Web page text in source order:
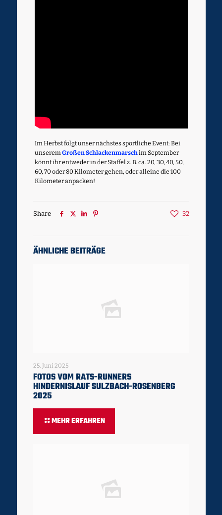
Im Herbst folgt unser nächstes sportliche Event: Bei
unseremGroßen Schlackenmarschim September
könnt ihr entweder in der Staffel z. B. ca. 20, 30, 40, 50,
60, 70 oder 80 Kilometer gehen, oder alleine die 100
Kilometer anpacken!
Share 32
ÄHNLICHE BEITRÄGE
25. Juni 2025
FOTOS VOM RATS-RUNNERS
HINDERNISLAUF SULZBACH-ROSENBERG
2025
MEHR ERFAHREN